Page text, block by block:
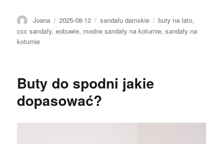
Autor
Joana Opublikowano
2025-08-12 Kategorie
sandału damskie Tagi
buty na lato,
ccc sandały,eobuwie, modne sandały na koturnie,sandały na
koturnie
Buty do spodni jakie
dopasować?